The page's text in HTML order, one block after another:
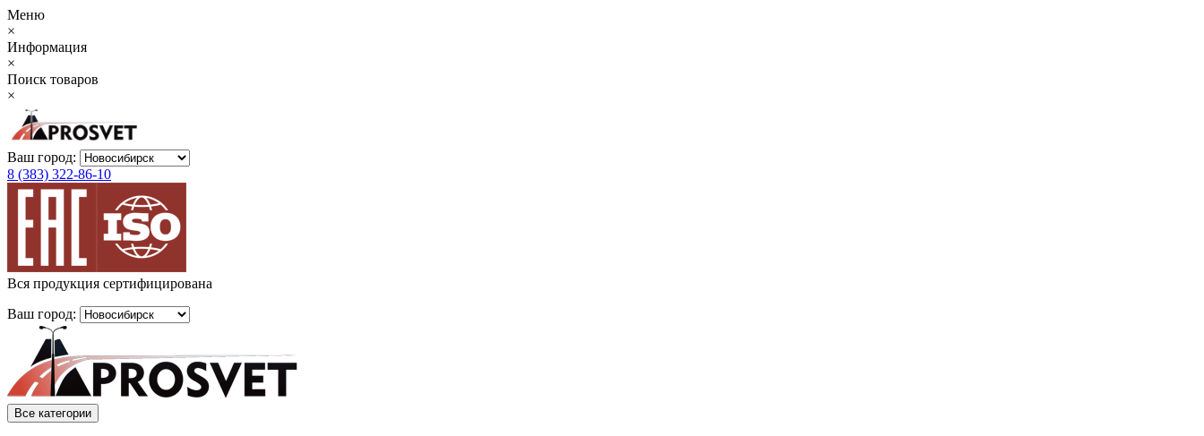
Меню
×
Информация
×
Поиск товаров
×
Ваш город:
8 (383) 322-86-10
Вся продукция сертифицирована
Ваш город:
Все категории